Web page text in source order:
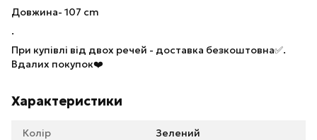
Довжина- 107 cm
.
При купівлі від двох речей - доставка безкоштовна✅.
Вдалих покупок❤️
Характеристики
Колір Зелений